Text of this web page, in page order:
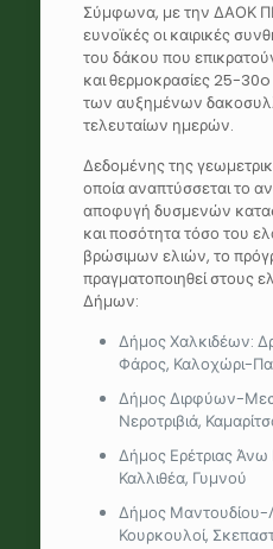
Σύμφωνα, με την ΔΑΟΚ ΠΕ
ευνοϊκές οι καιρικές
του δάκου που
και θερμοκρασίες 25-
των αυξημένων
τελευταίων ημερών.
Δεδομένης της
οποία αναπτύσσεται το
αποφυγή δυσμενών
και ποσότητα τόσο του
βρώσιμων ελιών, το
πραγματοποιηθεί στους
Δήμων:
Δήμος Χαλκιδέων:
Φάρος, Καλοχώρι-
Δήμος Διρφύων-
Νεροτριβιά,
Δήμος Ερέτριας Άνω
Καλλιθέα, Γυμνού
Δήμος Μαντουδίου-
Κουρκουλοί,